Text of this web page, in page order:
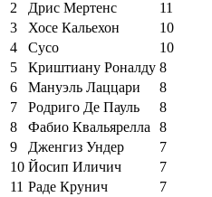
2
Дрис Мертенс
11
3
Хосе Кальехон
10
4
Сусо
10
5
Криштиану Роналду 8
6
Мануэль Лаццари
8
7
Родриго Де Пауль
8
8
Фабио Квальярелла
8
9
Дженгиз Ундер
7
10 Йосип Иличич
7
11 Раде Крунич
7